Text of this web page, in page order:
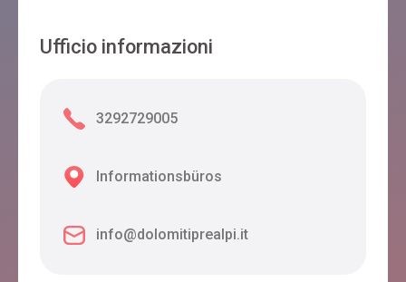
Ufficio informazioni
3292729005
Informationsbüros
info@dolomitiprealpi.it